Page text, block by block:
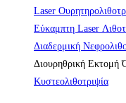
Laser
Εύκαμπτη Laser
Διαδερμική
Διουρηθρική
Κυστεολιθοτριψία